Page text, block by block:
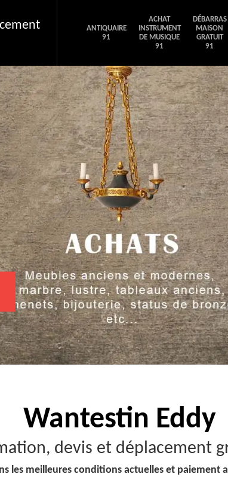
ANTIQUAIRE
91
ACHAT
INSTRUMENT
DE MUSIQUE
91
DÉBARRAS
MAISON
GRATUIT
91
Wantestin Eddy
devis et déplacement
les meilleures conditions actuelles et paiement